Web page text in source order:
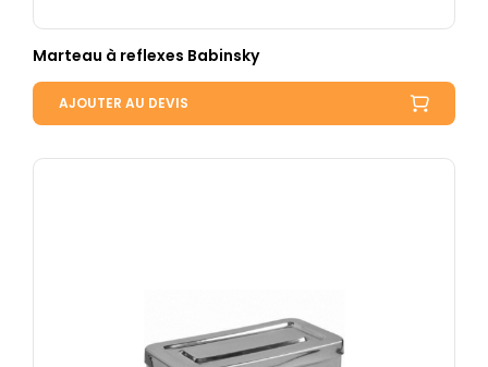
Marteau à reflexes Babinsky
AJOUTER AU DEVIS